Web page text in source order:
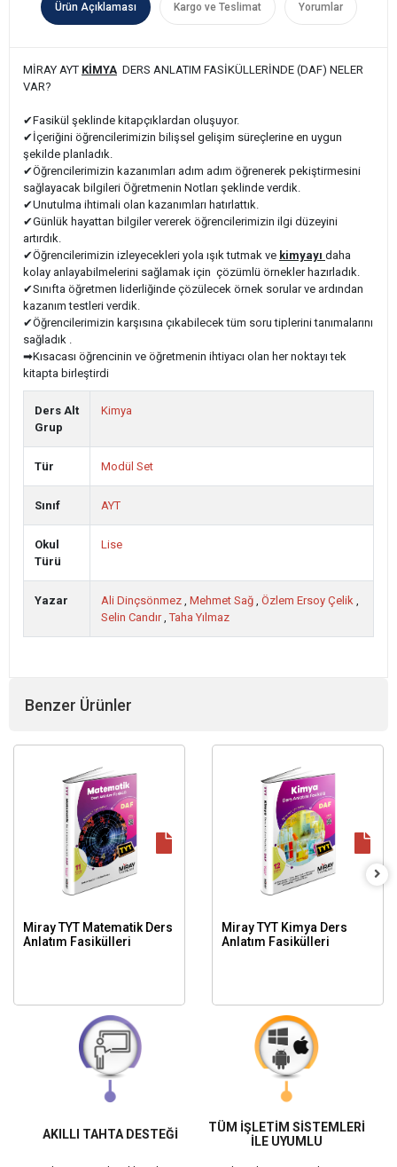
Ürün Açıklaması Kargo ve Teslimat Yorumlar
MİRAY AYT KİMYA DERS ANLATIM FASİKÜLLERİNDE (DAF) NELER
VAR?
✔Fasikül şeklinde kitapçıklardan oluşuyor.
✔İçeriğini öğrencilerimizin bilişsel gelişim süreçlerine en uygun
şekilde planladık.
✔Öğrencilerimizin kazanımları adım adım öğrenerek pekiştirmesini
sağlayacak bilgileri Öğretmenin Notları şeklinde verdik.
✔Unutulma ihtimali olan kazanımları hatırlattık.
✔Günlük hayattan bilgiler vererek öğrencilerimizin ilgi düzeyini
artırdık.
✔Öğrencilerimizin izleyecekleri yola ışık tutmak ve kimyayı daha
kolay anlayabilmelerini sağlamak için çözümlü örnekler hazırladık.
✔Sınıfta öğretmen liderliğinde çözülecek örnek sorular ve ardından
kazanım testleri verdik.
✔Öğrencilerimizin karşısına çıkabilecek tüm soru tiplerini tanımalarını
sağladık .
➡Kısacası öğrencinin ve öğretmenin ihtiyacı olan her noktayı tek
kitapta birleştirdi
Ders Alt
Grup
Kimya
Tür Modül Set
Sınıf AYT
Okul
Türü
Lise
Yazar Ali Dinçsönmez , Mehmet Sağ , Özlem Ersoy Çelik ,
Selin Candır,Taha Yılmaz
Benzer Ürünler
Miray TYT Matematik Ders
Anlatım Fasikülleri
Miray TYT Kimya Ders
Anlatım Fasikülleri
AKILLI TAHTA DESTEĞİ
TÜM İŞLETİM SİSTEMLERİ
İLE UYUMLU